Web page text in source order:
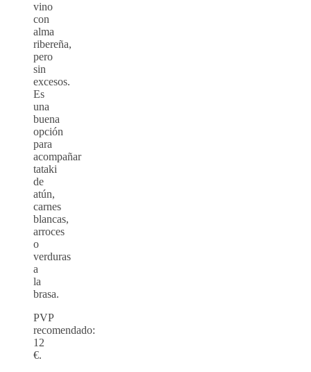
vino
con
alma
ribereña,
pero
sin
excesos.
Es
una
buena
opción
para
acompañar
tataki
de
atún,
carnes
blancas,
arroces
o
verduras
a
la
brasa.
PVP
recomendado:
12
€.